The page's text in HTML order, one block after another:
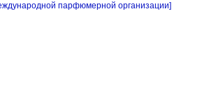
парфюмерной организации]